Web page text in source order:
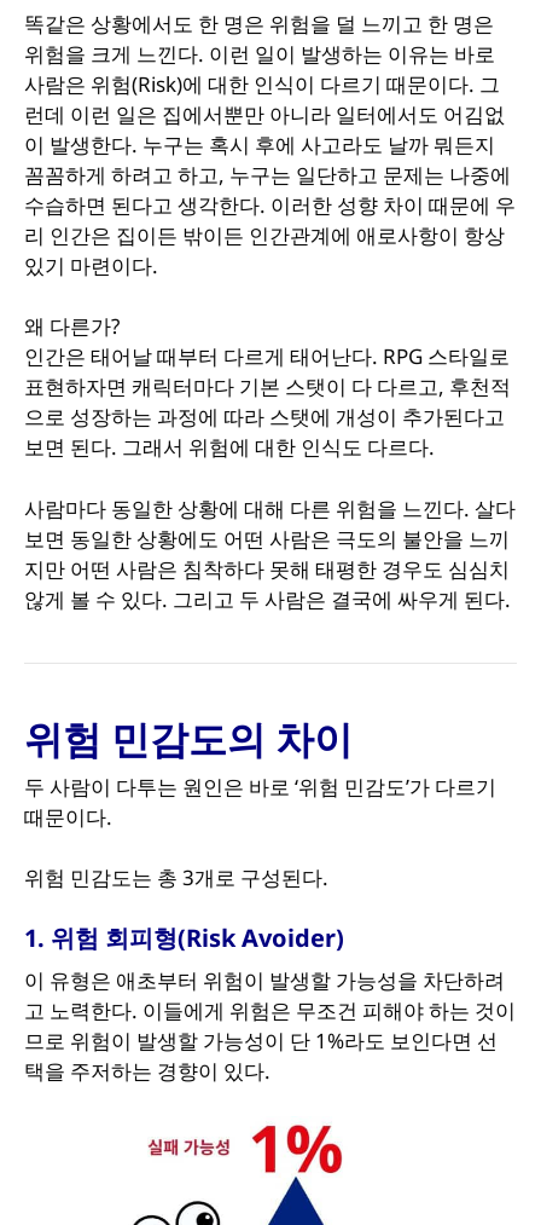
똑같은 상황에서도 한 명은 위험을 덜 느끼고 한 명은
위험을 크게 느낀다. 이런 일이 발생하는 이유는 바로
사람은 위험(Risk)에 대한 인식이 다르기 때문이다. 그
런데 이런 일은 집에서뿐만 아니라 일터에서도 어김없
이 발생한다. 누구는 혹시 후에 사고라도 날까 뭐든지
꼼꼼하게 하려고 하고, 누구는 일단하고 문제는 나중에
수습하면 된다고 생각한다. 이러한 성향 차이 때문에 우
리 인간은 집이든 밖이든 인간관계에 애로사항이 항상
있기 마련이다.
왜 다른가?
인간은 태어날 때부터 다르게 태어난다. RPG 스타일로
표현하자면 캐릭터마다 기본 스탯이 다 다르고, 후천적
으로 성장하는 과정에 따라 스탯에 개성이 추가된다고
보면 된다. 그래서 위험에 대한 인식도 다르다.
사람마다 동일한 상황에 대해 다른 위험을 느낀다. 살다
보면 동일한 상황에도 어떤 사람은 극도의 불안을 느끼
지만 어떤 사람은 침착하다 못해 태평한 경우도 심심치
않게 볼 수 있다. 그리고 두 사람은 결국에 싸우게 된다.
위험 민감도의 차이
두 사람이 다투는 원인은 바로 ‘위험 민감도’가 다르기
때문이다.
위험 민감도는 총 3개로 구성된다.
1. 위험 회피형(Risk Avoider)
이 유형은 애초부터 위험이 발생할 가능성을 차단하려
고 노력한다. 이들에게 위험은 무조건 피해야 하는 것이
므로 위험이 발생할 가능성이 단 1%라도 보인다면 선
택을 주저하는 경향이 있다.